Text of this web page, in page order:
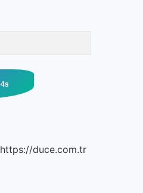
https://duce.com.tr